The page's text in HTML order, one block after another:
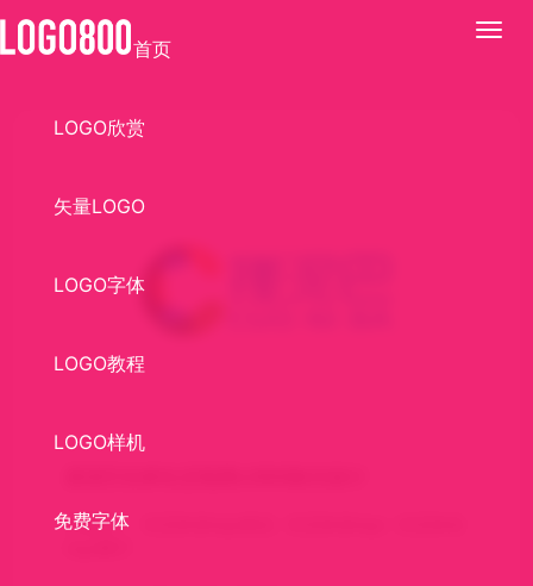
展
首页
LOGO欣赏
矢量LOGO
LOGO字体
LOGO教程
LOGO样机
免费字体
关键词：